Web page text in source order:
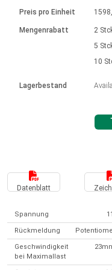
Einheitssystem
Hubmagnete
230 - 50 Hz | 110 - 60 Hz
Drehzahlregelung für die AIS-Serie
Bürstenlose
mit
Ø 28-42| 1-1400 rpm | <=
Bürstenlose DC
Schneckengetriebe
Ø43-124mm | 31-425rpm | ≤
Treiber für
Synchron-Asynchron | für 1-4
Synchron-Asynchron | für 1-4
Français (EUR)
Norsk (NOK)
Suomi (EUR)
Svenska (SEK)
Preis pro Einheit
Mengenrabatt
Lagerbestand
2
5
10
Datenblatt
Spannung
Rückmeldung
Geschwindigkeit
bei Maximallast